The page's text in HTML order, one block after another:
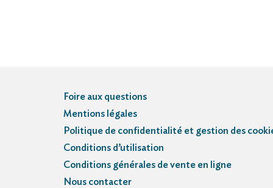
Foire aux questions
Mentions légales
Politique de confidentialité et gestion des
Conditions d’utilisation
Conditions générales de vente en ligne
Nous contacter